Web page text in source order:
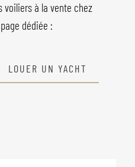
voiliers à la vente chez
dédiée :
LOUER UN YACHT